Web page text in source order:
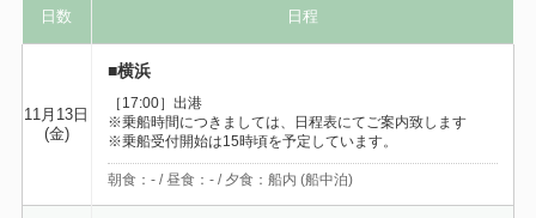
日数 日程
11月13日
(金)
■横浜
［17:00］出港
※乗船時間につきましては、日程表にてご案内致します
※乗船受付開始は15時頃を予定しています。
朝食：- / 昼食：- / 夕食：船内 (船中泊)